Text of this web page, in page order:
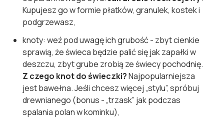
Kupujesz go w formie płatków, granulek, kostek i
podgrzewasz,
knoty: weź pod uwagę ich grubość - zbyt cienkie
sprawią, że świeca będzie palić się jak zapałki w
deszczu, zbyt grube zrobią ze świecy pochodnię.
Z czego knot do świeczki?Najpopularniejsza
jest bawełna. Jeśli chcesz więcej „stylu”, spróbuj
drewnianego (bonus - „trzask” jak podczas
spalania polan w kominku),